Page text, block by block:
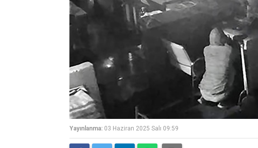
Yayınlanma: 03 Haziran 2025 Salı 09:59